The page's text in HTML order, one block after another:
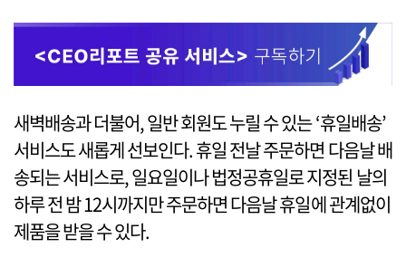
새벽배송과 더불어, 일반 회원도 누릴 수 있는 ‘휴일배송’
서비스도 새롭게 선보인다. 휴일 전날 주문하면 다음날 배
송되는 서비스로, 일요일이나 법정공휴일로 지정된 날의
하루 전 밤 12시까지만 주문하면 다음날 휴일에 관계없이
제품을 받을 수 있다.